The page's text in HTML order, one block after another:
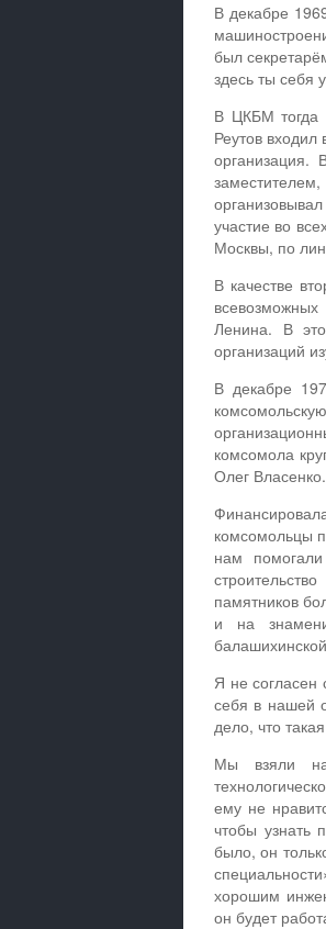
В декабре
был
здесь ты себя
В ЦКБМ тогда
Реутов
организация.
участие во
Москвы, по
В качестве
Ленина. В
организаций
В декабре
комсомола
Олег Власенко.
комсомольцы
нам
памятников
и на
Я не согласен
себя в нашей
дело, что
Мы взяли на
ему не
чтобы узнать
было, он
хорошим
он будет